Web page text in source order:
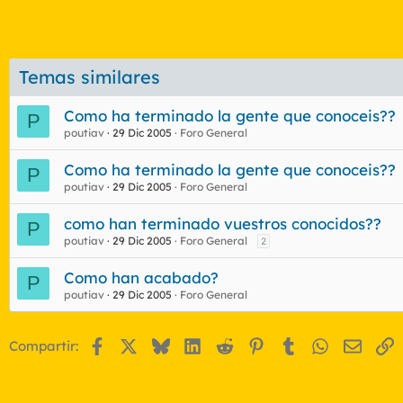
Temas similares
P
Como ha terminado la gente que conoceis??
poutiav 29 Dic 2005 Foro General
P Como ha terminado la gente que conoceis??
poutiav 29 Dic 2005 Foro General
P como han terminado vuestros conocidos??
poutiav 29 Dic 2005 Foro General 2
P Como han acabado?
poutiav 29 Dic 2005 Foro General
Compartir: FacebookBlueskyLinkedIn
Reddit Pinterest
Tumblr WhatsApp
Email